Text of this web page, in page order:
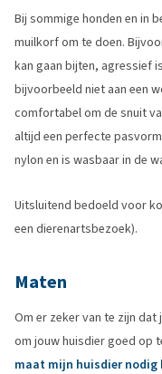
Bij sommige honden en in
muilkorf om te doen.
kan gaan bijten, agressief
bijvoorbeeld niet aan een
comfortabel om de snuit
altijd een perfecte
nylon en is wasbaar in de
Uitsluitend bedoeld voor
een dierenartsbezoek).
Maten
Om er zeker van te zijn
om jouw huisdier goed op
maat mijn huisdier nodig